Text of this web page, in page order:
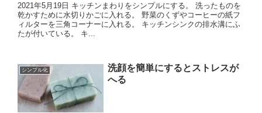
2021年5月19日 キッチンまわりをシンプルにする。 洗ったものを
乾かすために水切りかごに入れる。 野菜のくずやコーヒーの紙フ
ィルターを三角コーナーに入れる。 キッチンシンクの排水溝にふ
たが付いている。 キ...
シンプル化
洗顔を簡単にするとストレスが
へる